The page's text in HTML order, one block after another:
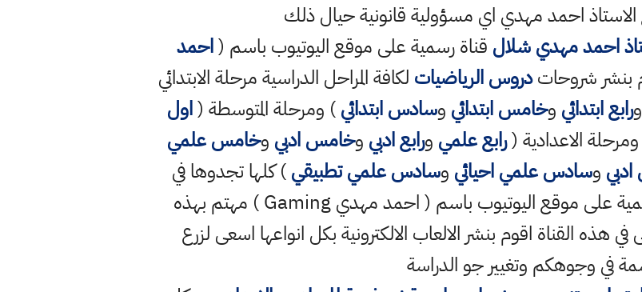
احمد مهدي اي مسؤولية قانونية حيال ذلك
احمد مهدي شلال قناة رسمية على موقع اليوتيوب باسم (احمد
بنشر شروحاتدروس الرياضيات لكافة المراحل الدراسية مرحلة الابتدائي
رابع ابتدائي وخامس ابتدائي وسادس ابتدائي) ومرحلة المتوسطة (اول
الاعدادية (رابع علمي ورابع ادبي وخامس ادبي وخامس علمي
وسادس علمي احيائي وسادس علمي تطبيقي) كلها تجدوها في
قناتي الرسمية وايضا لدي قناة ثانية رسمية على موقع اليوتيوب باسم ( احمد مهدي Gaming ) مهتم بهذه
هذه القناة اقوم بنشر الالعاب الالكترونية بكل انواعها اسعى لزرع
في وجوهكم وتغيير جو الدراسة